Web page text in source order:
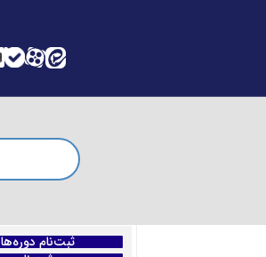
ثبت‌نام